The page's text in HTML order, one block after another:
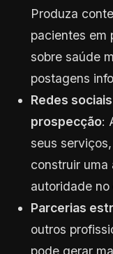
Produza
pacientes em
sobre saúde
postagens
Redes
prospecção:
seus
construir uma
autoridade
Parcerias
outros
pode gerar